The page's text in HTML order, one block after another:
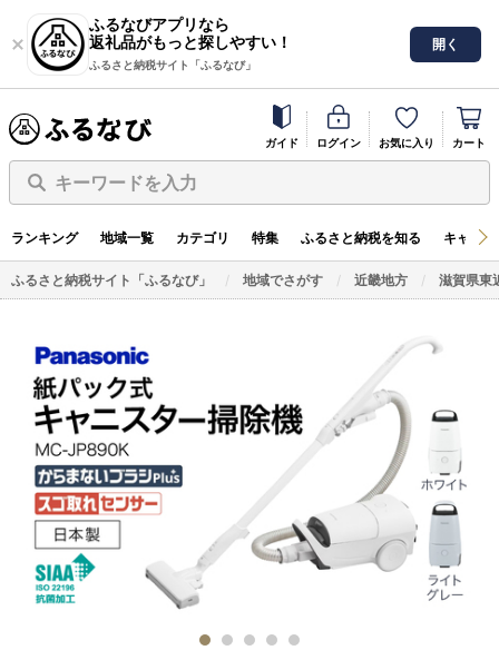
ふるなびアプリなら
返礼品がもっと探しやすい！
ふるさと納税サイト「ふるなび」
開く
ガイド ログイン お気に入り カート
キーワードを入力
ランキング 地域一覧 カテゴリ 特集 ふるさと納税を知る キャン
ふるさと納税サイト「ふるなび」 地域でさがす 近畿地方 滋賀県東